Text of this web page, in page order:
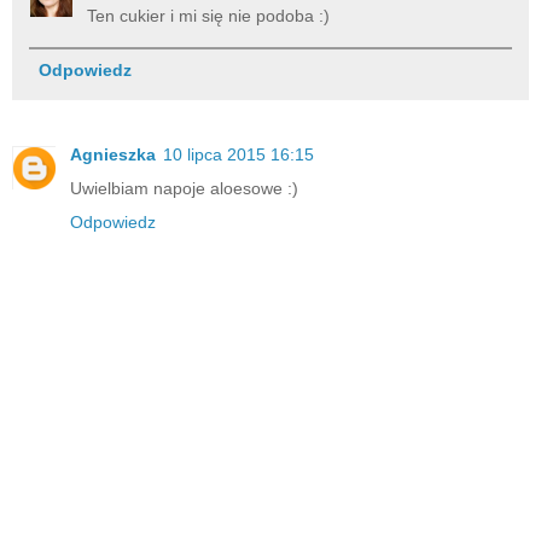
Ten cukier i mi się nie podoba :)
Odpowiedz
Agnieszka 10 lipca 2015 16:15
Uwielbiam napoje aloesowe :)
Odpowiedz